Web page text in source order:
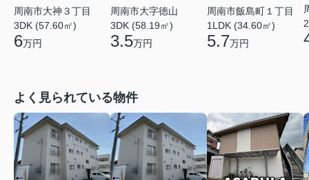
周南市大神３丁目
3DK (57.60㎡)
6万円
周南市大字徳山
3DK (58.19㎡)
3.5万円
周南市飯島町１丁目
1LDK (34.60㎡)
5.7万円
よく見られている物件